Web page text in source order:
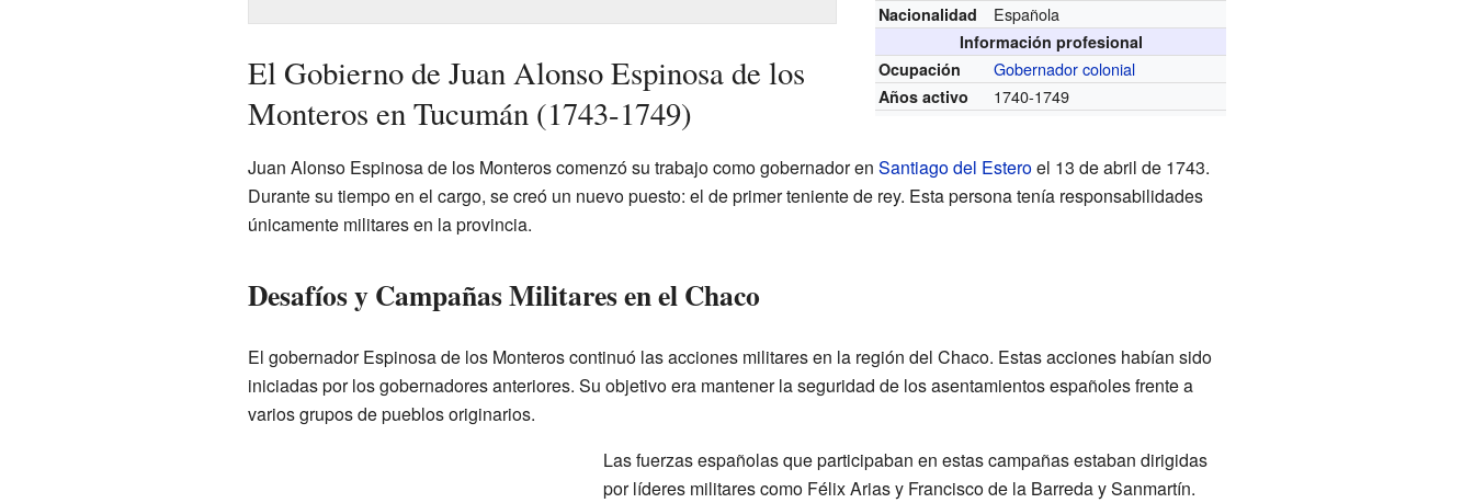
Nacionalidad Española
Información profesional
Ocupación
Gobernador colonial
Años activo 1740-1749
El Gobierno de Juan Alonso Espinosa de los
Monteros en Tucumán (1743-1749)
Juan Alonso Espinosa de los Monteros comenzó su trabajo como gobernador en Santiago del Esteroel 13 de abril de 1743.
Durante su tiempo en el cargo, se creó un nuevo puesto: el de primer teniente de rey. Esta persona tenía responsabilidades
únicamente militares en la provincia.
Desafíos y Campañas Militares en el Chaco
El gobernador Espinosa de los Monteros continuó las acciones militares en la región del Chaco. Estas acciones habían sido
iniciadas por los gobernadores anteriores. Su objetivo era mantener la seguridad de los asentamientos españoles frente a
varios grupos de pueblos originarios.
Las fuerzas españolas que participaban en estas campañas estaban dirigidas
por líderes militares como Félix Arias y Francisco de la Barreda y Sanmartín.